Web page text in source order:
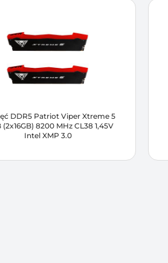
DDR5 Patriot Viper Xtreme 5
(2x16GB) 8200 MHz CL38 1,45V
Intel XMP 3.0